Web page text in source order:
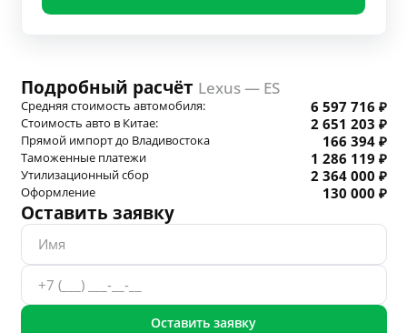
Подробный расчёт Lexus — ES
Средняя стоимость автомобиля: 6 597 716 ₽
Стоимость авто в Китае: 2 651 203 ₽
Прямой импорт до Владивостока 166 394 ₽
Таможенные платежи 1 286 119 ₽
Утилизационный сбор 2 364 000 ₽
Оформление 130 000 ₽
Оставить заявку
Оставить заявку